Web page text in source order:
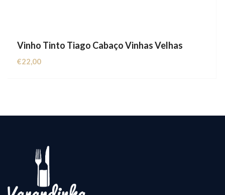
Vinho Tinto Tiago Cabaço Vinhas Velhas
€22,00